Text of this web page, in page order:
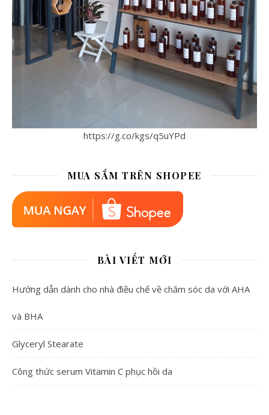
https://g.co/kgs/q5uYPd
MUA SẮM TRÊN SHOPEE
BÀI VIẾT MỚI
Hướng dẫn dành cho nhà điều chế về chăm sóc da với AHA
và BHA
Glyceryl Stearate
Công thức serum Vitamin C phục hồi da